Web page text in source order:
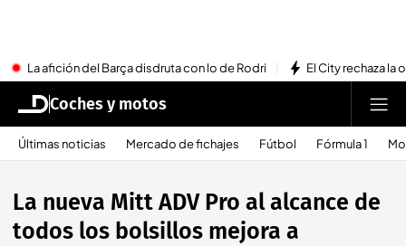
La afición del Barça disdruta con lo de Rodri El City rechaza la
Coches y motos
Últimas noticias Mercado de fichajes Fútbol Fórmula 1
La nueva Mitt ADV Pro al alcance de
todos los bolsillos mejora a